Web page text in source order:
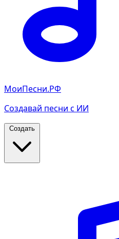
МоиПесни.РФ
Создавай песни с ИИ
Создать